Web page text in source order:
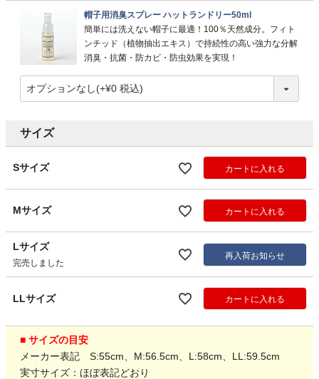
帽子用消臭スプレー ハットランドリー50ml
簡単には洗えない帽子に最適！100％天然成分。フィト
ンチッド（植物抽出エキス）で持続性の高い強力な分解
消臭・抗菌・防カビ・防虫効果を実現！
サイズ
Sサイズ カートに入れる
Mサイズ カートに入れる
Lサイズ
完売しました
再入荷お知らせ
LLサイズ カートに入れる
■ サイズの目安
メーカー表記 S:55cm、M:56.5cm、L:58cm、LL:59.5cm
実寸サイズ：ほぼ表記どおり